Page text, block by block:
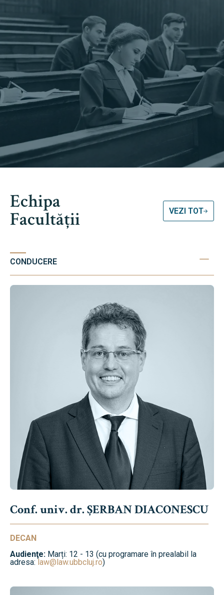
Echipa
Facultății VEZI TOT
CONDUCERE
Conf. univ. dr. ȘERBAN DIACONESCU
DECAN
Audienţe: Marți: 12 - 13 (cu programare în prealabil la
adresa:law@law.ubbcluj.ro)